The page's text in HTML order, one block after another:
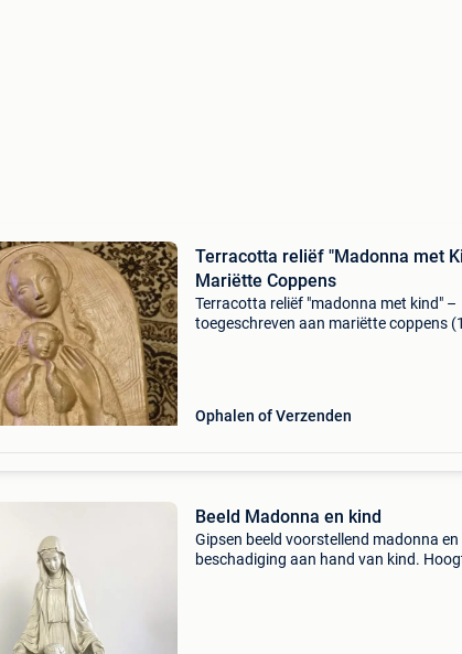
Terracotta reliëf "Madonna met
Mariëtte Coppens
Terracotta reliëf "madonna met kind" –
toegeschreven aan mariëtte coppens
Ophalen of Verzenden
Beeld Madonna en kind
Gipsen beeld voorstellend madonna
beschadiging aan hand van kind.